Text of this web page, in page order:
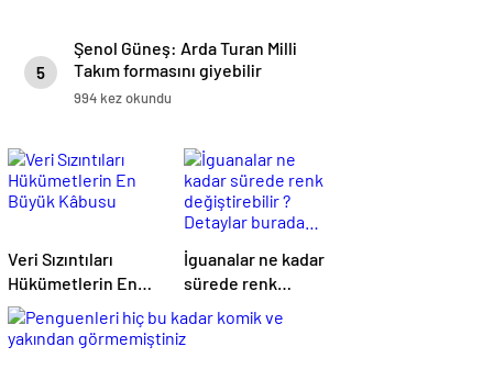
5
Şenol Güneş: Arda Turan Milli
Takım formasını giyebilir
994 kez okundu
Veri Sızıntıları
Hükümetlerin En
Büyük Kâbusu
İguanalar ne kadar
sürede renk
değiştirebilir ?
Detaylar burada…